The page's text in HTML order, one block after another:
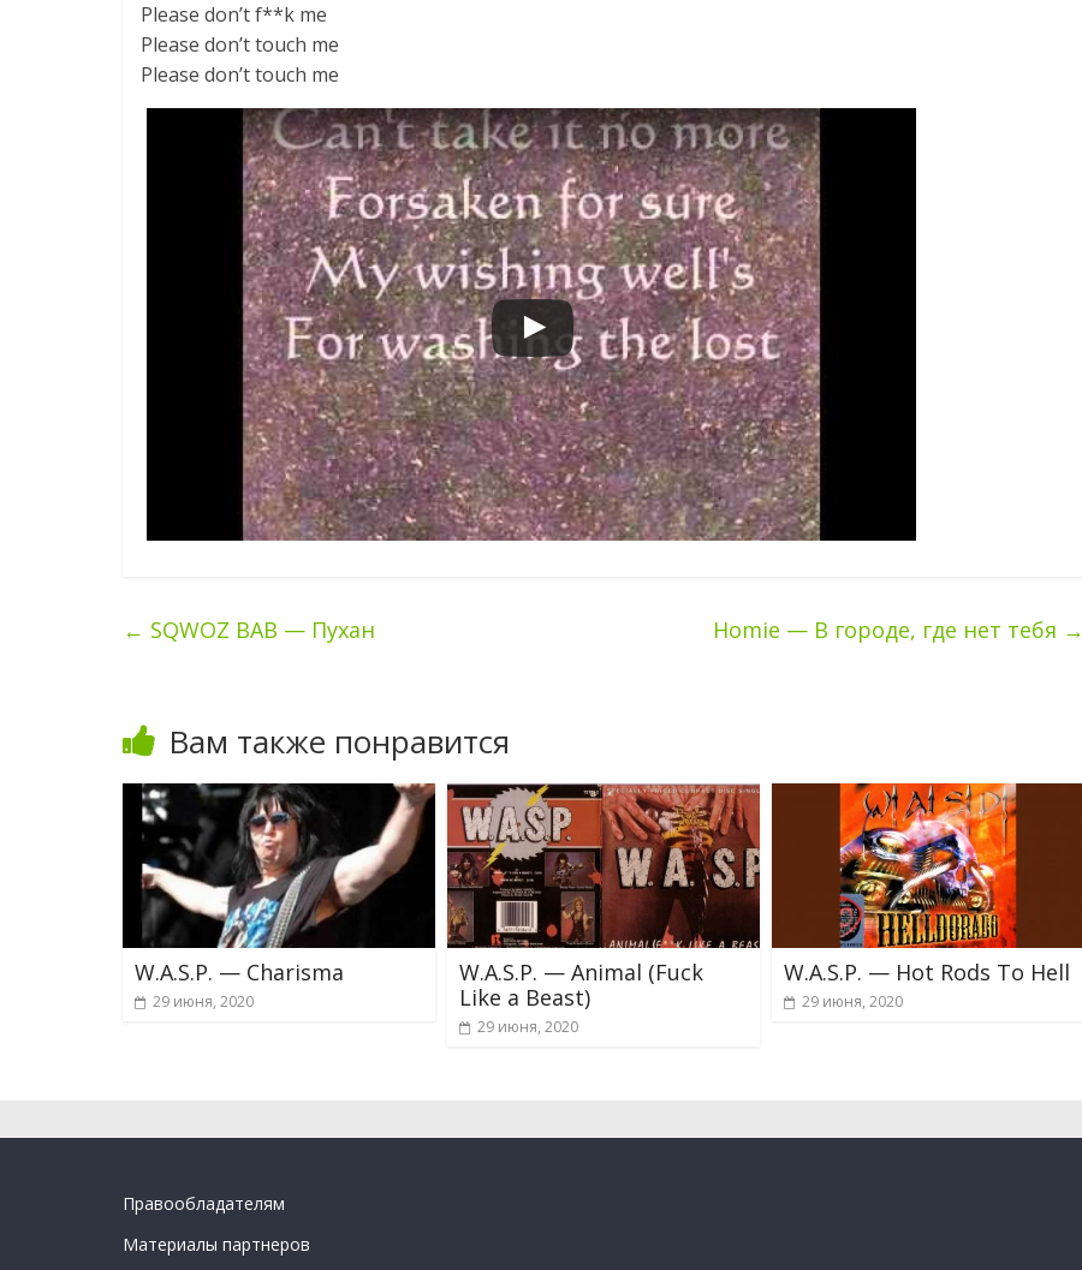
Please don’t f**k me
Please don’t touch me
Please don’t touch me
← SQWOZ BAB — Пухан Homie — В городе, где нет тебя →
Вам также понравится
W.A.S.P. — Charisma
29 июня, 2020
W.A.S.P. — Animal (Fuck
Like a Beast)
29 июня, 2020
W.A.S.P. — Hot Rods To Hell
29 июня, 2020
Правообладателям
Материалы партнеров